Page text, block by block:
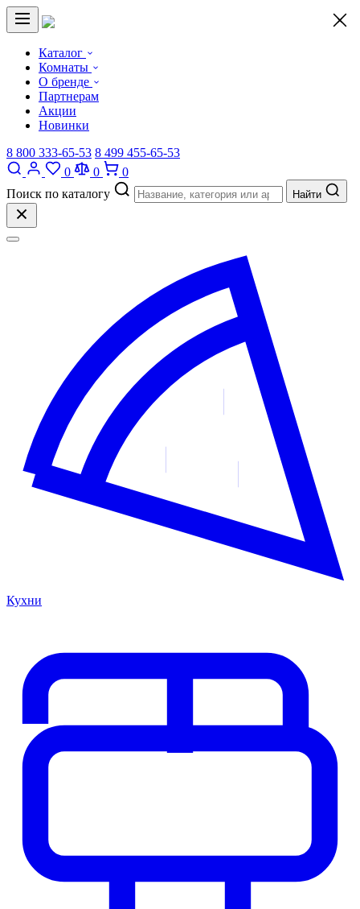
Каталог
Комнаты
О бренде
Партнерам
Акции
Новинки
8 800 333-65-53 8 499 455-65-53
0
0
0
Поиск по каталогу
Найти
Кухни
×